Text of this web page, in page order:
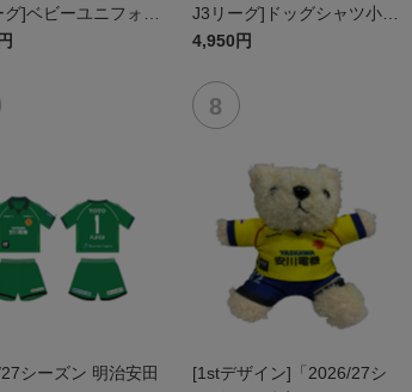
]ベビーユニフォー
ット(FP1stデザイ
J3リーグ]ドッグシャツ小型
犬用(FP1stデザイン)
4,950円
シーズン 明治安田
[1stデザイン]「2026/27シ